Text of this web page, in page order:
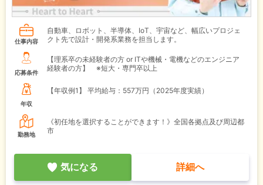
仕事内容
自動車、ロボット、半導体、IoT、宇宙など、幅広いプロジェ
クト先で設計・開発系業務を担当します。
応募条件
【理系卒の未経験者の方 or ITや機械・電機などのエンジニア
経験者の方】 ※短大・専門卒以上
年収
【年収例1】 平均給与：557万円（2025年度実績）
勤務地
《初任地を選択することができます！》全国各拠点及び周辺都
市
気になる 詳細へ